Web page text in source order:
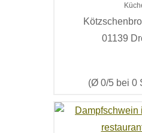
01139
(Ø 0/5 bei 0